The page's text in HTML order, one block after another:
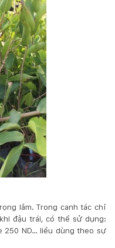
lắm. Trong canh tác chỉ
đậu trái, có thể sử dụng:
250 ND… liều dùng theo sự